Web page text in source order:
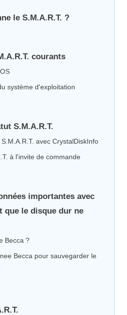
le S.M.A.R.T. ?
courants
système d'exploitation
S.M.A.R.T.
avec CrystalDiskInfo
à l'invite de commande
importantes avec
que le disque dur ne
Becca ?
Becca pour sauvegarder le